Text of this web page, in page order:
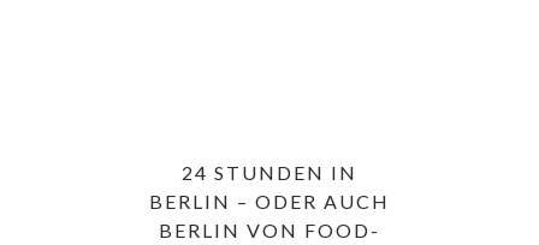
24 STUNDEN IN
BERLIN – ODER AUCH
BERLIN VON FOOD-